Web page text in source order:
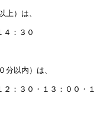
）は、
４：３０
以内）は、
：３０・１３：００・